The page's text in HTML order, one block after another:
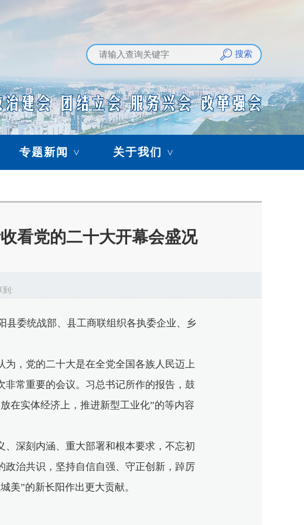
搜索
专题新闻 > 关于我们 >
看党的二十大开幕会盛况
到:
委统战部、县工商联组织各执委企业、乡
，党的二十大是在全党全国各族人民迈上
常重要的会议。习总书记所作的报告，鼓
在实体经济上，推进新型工业化”的等内容
深刻内涵、重大部署和根本要求，不忘初
治共识，坚持自信自强、守正创新，踔厉
美”的新长阳作出更大贡献。